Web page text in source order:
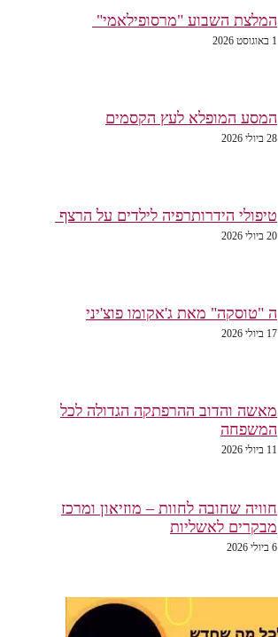
המלצת השבוע "מרסופילאמי"
1 באוגוסט 2026
המסע המופלא לעץ הקסמים
28 ביולי 2026
טיפולי הידרותרפיה לילדים על הרצף
20 ביולי 2026
ה "טוסקה" מאת ג'אקומו פוצ'יני
17 ביולי 2026
מאשה והדוב ההרפתקה הגדולה לכל
המשפחה
11 ביולי 2026
חוויה שחובה לחוות – מוזיאון ומרכז
מבקרים לאשליות
6 ביולי 2026